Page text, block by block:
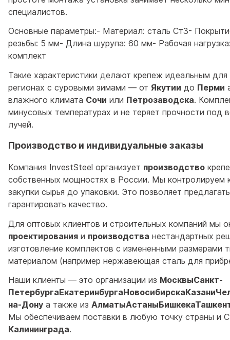
специалистов.
Основные параметры:- Материал: сталь Ст3-
резьбы: 5 мм- Длина шурупа: 60 мм- Рабочая
комплект
Такие характеристики делают крепеж идеальным для
регионах с суровыми зимами — от Якутии до Перми
влажного климата Сочи или Петрозаводска.
минусовых температурах и не теряет прочности под
лучей.
Производство и индивидуальные заказы
Компания InvestSteel организует производство
собственных мощностях в России. Мы
закупки сырья до упаковки. Это позволяет
гарантировать качество.
Для оптовых клиентов и строительных компаний мы
проектирования и производства нестандартных
изготовление комплектов с измененными размерами
материалом (например нержавеющая сталь для
Наши клиенты — это организации из МосквыСанкт-
на-Дону а также из
Мы обеспечиваем поставки в любую точку страны
Калининграда.